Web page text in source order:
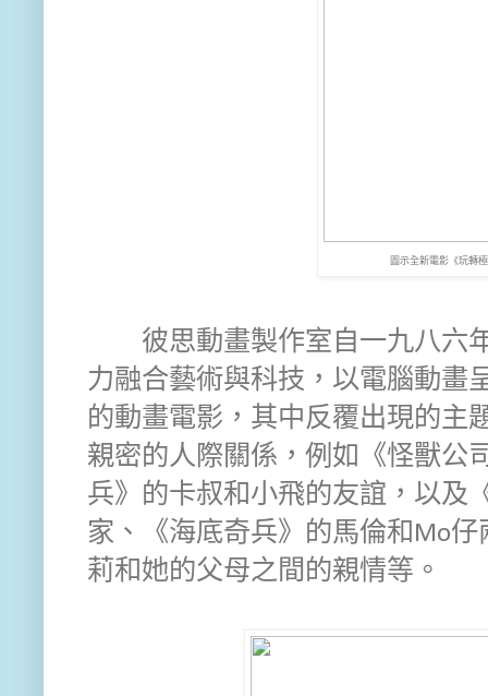
圖示全新電影《玩轉
彼思動畫製作室自一九八六
力融合藝術與科技，以電腦動畫
的動畫電影，其中反覆出現的主
親密的人際關係，例如《怪獸公
兵》的卡叔和小飛的友誼，以及
家、《海底奇兵》的馬倫和Mo
莉和她的父母之間的親情等。